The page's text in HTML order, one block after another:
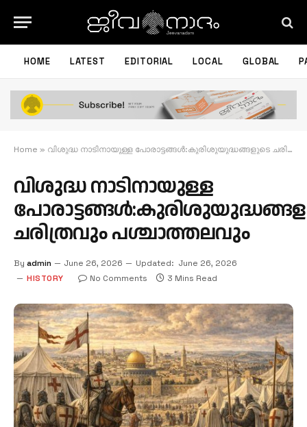
HOME LATEST EDITORIAL LOCAL GLOBAL
Home » വിശുദ്ധ നാടിനായുള്ള പോരാട്ടങ്ങള്‍:കുരിശുയുദ്ധങ്ങളുടെ ചരിത്രവും പശ്ചാത്തലവും
വിശുദ്ധ നാടിനായുള്ള
ചരിത്രവും പശ്ചാത്തലവും
By admin June 26, 2026 Updated: June 26, 2026
HISTORY
No Comments 3 Mins Read